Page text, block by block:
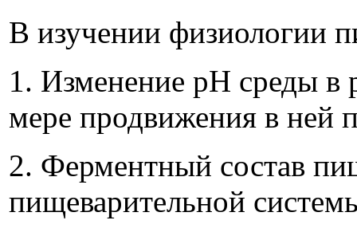
В изучении физиологии
1. Изменение рН среды в
мере продвижения в ней
2. Ферментный состав
пищеварительной